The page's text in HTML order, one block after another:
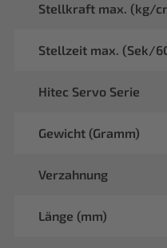
Stellkraft max. (kg/
Stellzeit max. (Sek/
Hitec Servo Serie
Gewicht (Gramm)
Verzahnung
Länge (mm)